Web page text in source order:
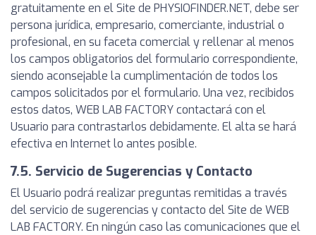
gratuitamente en el Site de PHYSIOFINDER.NET, debe ser
persona jurídica, empresario, comerciante, industrial o
profesional, en su faceta comercial y rellenar al menos
los campos obligatorios del formulario correspondiente,
siendo aconsejable la cumplimentación de todos los
campos solicitados por el formulario. Una vez, recibidos
estos datos, WEB LAB FACTORY contactará con el
Usuario para contrastarlos debidamente. El alta se hará
efectiva en Internet lo antes posible.
7.5. Servicio de Sugerencias y Contacto
El Usuario podrá realizar preguntas remitidas a través
del servicio de sugerencias y contacto del Site de WEB
LAB FACTORY. En ningún caso las comunicaciones que el